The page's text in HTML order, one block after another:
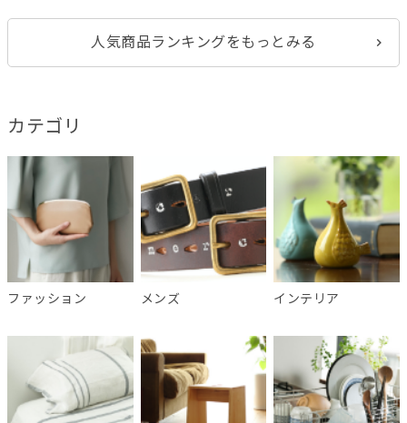
人気商品ランキングをもっとみる
カテゴリ
ファッション メンズ インテリア